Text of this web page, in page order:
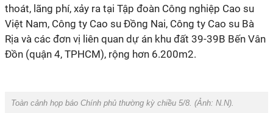
thoát, lãng phí, xảy ra tại Tập đoàn Công nghiệp Cao su
Việt Nam, Công ty Cao su Đồng Nai, Công ty Cao su Bà
Rịa và các đơn vị liên quan dự án khu đất 39-39B Bến Vân
Đồn (quận 4, TPHCM), rộng hơn 6.200m2.
Toàn cảnh họp báo Chính phủ thường kỳ chiều 5/8. (Ảnh: N.N).